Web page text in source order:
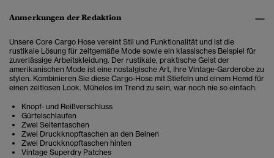
Anmerkungen der Redaktion
Unsere Core Cargo Hose vereint Stil und Funktionalität und ist die
rustikale Lösung für zeitgemäße Mode sowie ein klassisches Beispiel für
zuverlässige Arbeitskleidung. Der rustikale, praktische Geist der
amerikanischen Mode ist eine nostalgische Art, Ihre Vintage-Garderobe zu
stylen. Kombinieren Sie diese Cargo-Hose mit Stiefeln und einem Hemd für
einen zeitlosen Look. Mühelos im Trend zu sein, war noch nie so einfach.
Knopf- und Reißverschluss
Gürtelschlaufen
Zwei Seitentaschen
Zwei Druckknopftaschen an den Beinen
Zwei Druckknopftaschen hinten
Vintage Superdry Patches